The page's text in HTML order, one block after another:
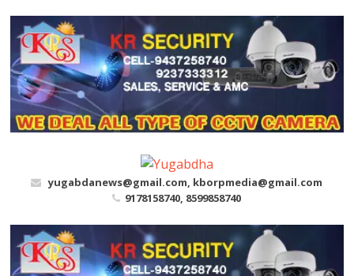
content
yugabdanews@gmail.com, kborpmedia@gmail.com
9178158740, 8599858740